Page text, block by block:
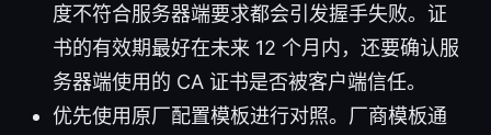
度不符合服务器端要求都会引发握手失败。证
书的有效期最好在未来 12 个月内，还要确认服
务器端使用的 CA 证书是否被客户端信任。
优先使用原厂配置模板进行对照。厂商模板通